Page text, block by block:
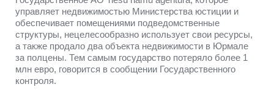
управляет недвижимостью Министерства юстиции и
обеспечивает помещениями подведомственные
структуры, нецелесообразно использует свои ресурсы,
а также продало два объекта недвижимости в Юрмале
за полцены. Тем самым государство потеряло более 1
млн евро, говорится в сообщении Государственного
контроля.